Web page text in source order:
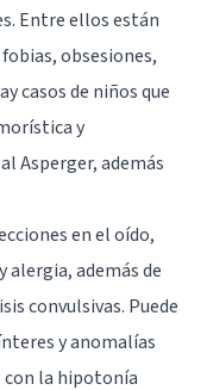
Entre ellos están
obsesiones,
casos de niños que
y
Asperger, además
en el oído,
además de
convulsivas. Puede
y anomalías
con la hipotonía